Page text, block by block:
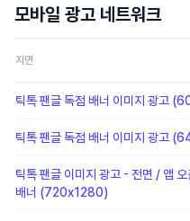
모바일 광고 네트워크
지면
틱톡 팬글 독점 배너 이미지 광고
틱톡 팬글 독점 배너 이미지 광고
틱톡 팬글 이미지 광고 - 전면 / 앱
배너 (720x1280)